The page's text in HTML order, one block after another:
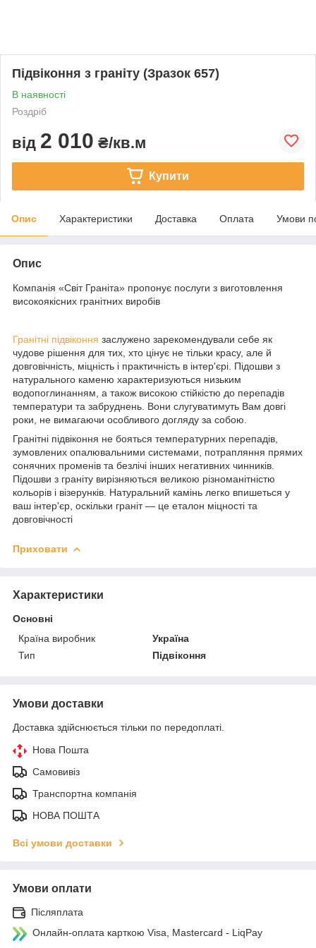
Підвіконня з граніту (Зразок 657)
В наявності
Роздріб
від 2 010 ₴/кв.м
Купити
Опис Характеристики Доставка Оплата Умови
Опис
Компанія «Світ Граніта» пропонує послуги з виготовлення
високоякісних гранітних виробів
Гранітні підвіконня заслужено зарекомендували себе як
чудове рішення для тих, хто цінує не тільки красу, але й
довговічність, міцність і практичність в інтер'єрі. Підошви з
натурального каменю характеризуються низьким
водопоглинанням, а також високою стійкістю до перепадів
температури та забруднень. Вони слугуватимуть Вам довгі
роки, не вимагаючи особливого догляду за собою.
Гранітні підвіконня не бояться температурних перепадів,
зумовлених опалювальними системами, потрапляння прямих
сонячних променів та безлічі інших негативних чинників.
Підошви з граніту вирізняються великою різноманітністю
кольорів і візерунків. Натуральний камінь легко впишеться у
ваш інтер'єр, оскільки граніт — це еталон міцності та
довговічності
Приховати
Характеристики
Основні
Країна виробник
Україна
Тип
Підвіконня
Умови доставки
Доставка здійснюється тільки по передоплаті.
Нова Пошта
Самовивіз
Транспортна компанія
НОВА ПОШТА
Всі умови доставки
Умови оплати
Післяплата
Онлайн-оплата карткою Visa, Mastercard - LiqPay